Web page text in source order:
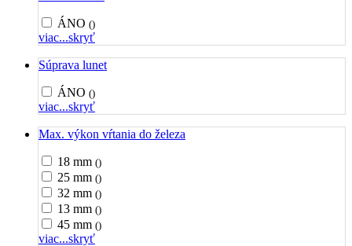
ÁNO ()
viac...skryť
Súprava lunet
ÁNO ()
viac...skryť
Max. výkon vŕtania do železa
18 mm ()
25 mm ()
32 mm ()
13 mm ()
45 mm ()
viac...skryť